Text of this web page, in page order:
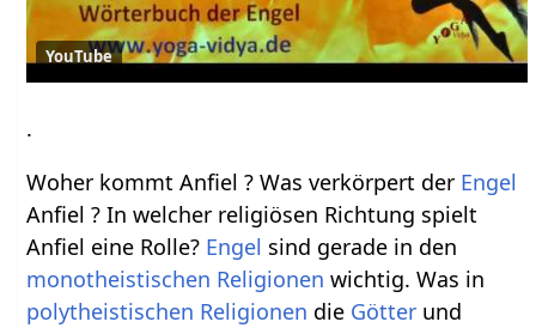
YouTube
.
Woher kommt Anfiel ? Was verkörpert der Engel
Anfiel ? In welcher religiösen Richtung spielt
Anfiel eine Rolle? Engel sind gerade in den
monotheistischen Religionen wichtig. Was in
polytheistischen Religionen die Götter und